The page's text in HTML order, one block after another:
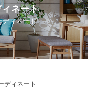
ネート
ディネート
ディネート